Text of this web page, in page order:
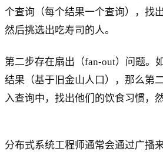
个查询（每个结果一个查询），找
然后挑选出吃寿司的人。
第二步存在扇出（fan-out）问题。
结果（基于旧金山人口），那么第
入查询中，找出他们的饮食习惯，
分布式系统工程师通常会通过广播